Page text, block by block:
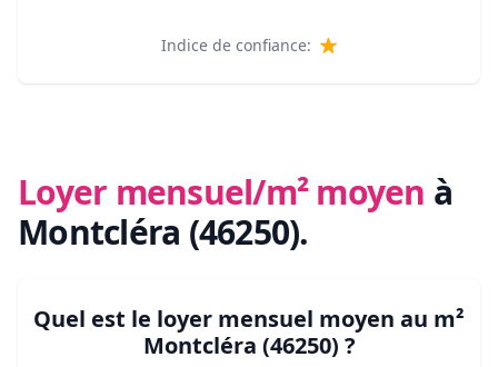
Indice de confiance:
Loyer mensuel/m² moyen à
Montcléra (46250).
Quel est le loyer mensuel moyen au m²
Montcléra (46250) ?